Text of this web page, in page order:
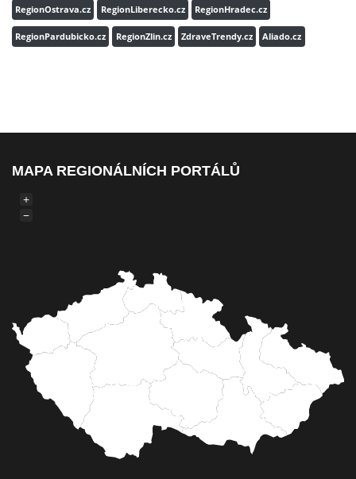
RegionOstrava.cz RegionLiberecko.cz RegionHradec.cz
RegionPardubicko.cz RegionZlin.cz ZdraveTrendy.cz Aliado.cz
MAPA REGIONÁLNÍCH PORTÁLŮ
+
−